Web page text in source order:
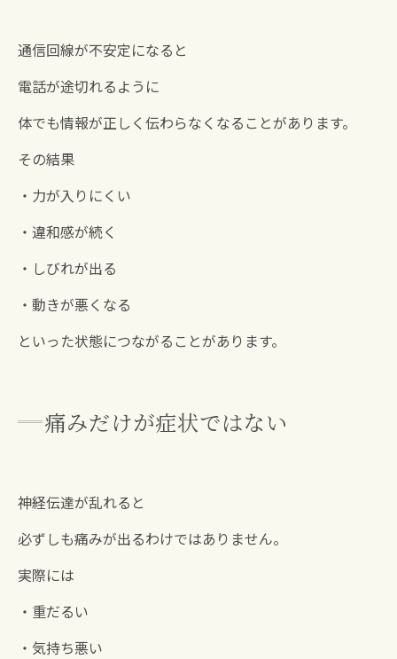
通信回線が不安定になると
電話が途切れるように
体でも情報が正しく伝わらなくなることがあります。
その結果
・力が入りにくい
・違和感が続く
・しびれが出る
・動きが悪くなる
といった状態につながることがあります。
痛みだけが症状ではない
神経伝達が乱れると
必ずしも痛みが出るわけではありません。
実際には
・重だるい
・気持ち悪い